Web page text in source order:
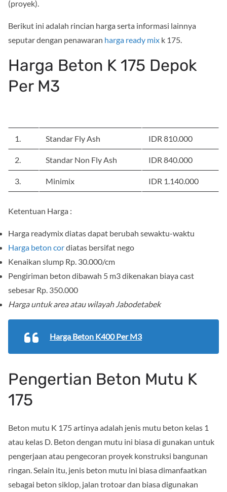
(proyek).
Berikut ini adalah rincian harga serta informasi lainnya
seputar dengan penawaran harga ready mix k 175.
Harga Beton K 175 Depok
Per M3
1. Standar Fly Ash IDR 810.000
2. Standar Non Fly Ash IDR 840.000
3. Minimix IDR 1.140.000
Ketentuan Harga :
Harga readymix diatas dapat berubah sewaktu-waktu
Harga beton cordiatas bersifat nego
Kenaikan slump Rp. 30.000/cm
Pengiriman beton dibawah 5 m3 dikenakan biaya cast
sebesar Rp. 350.000
Harga untuk area atau wilayah Jabodetabek
Harga Beton K400 Per M3
Pengertian Beton Mutu K
175
Beton mutu K 175 artinya adalah jenis mutu beton kelas 1
atau kelas D. Beton dengan mutu ini biasa di gunakan untuk
pengerjaan atau pengecoran proyek konstruksi bangunan
ringan. Selain itu, jenis beton mutu ini biasa dimanfaatkan
sebagai beton siklop, jalan trotoar dan biasa digunakan